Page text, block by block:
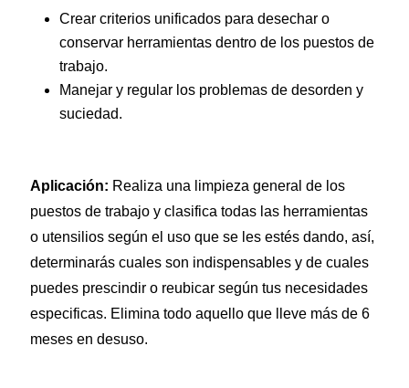
Crear criterios unificados para desechar o
conservar herramientas dentro de los puestos de
trabajo.
Manejar y regular los problemas de desorden y
suciedad.
Aplicación: Realiza una limpieza general de los
puestos de trabajo y clasifica todas las herramientas
o utensilios según el uso que se les estés dando, así,
determinarás cuales son indispensables y de cuales
puedes prescindir o reubicar según tus necesidades
especificas. Elimina todo aquello que lleve más de 6
meses en desuso.